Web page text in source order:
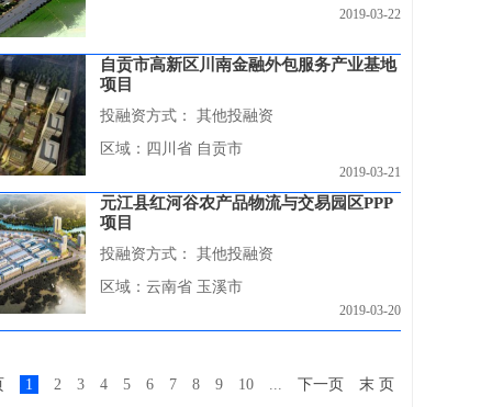
2019-03-22
自贡市高新区川南金融外包服务产业基地
项目
投融资方式：
其他投融资
区域：四川省 自贡市
2019-03-21
元江县红河谷农产品物流与交易园区PPP
项目
投融资方式：
其他投融资
区域：云南省 玉溪市
2019-03-20
1 2 3 4 5 6 7 8 9 10 ... 下一页 末 页